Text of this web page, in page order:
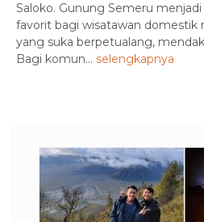
Saloko. Gunung Semeru
favorit bagi wisatawan domestik
yang suka berpetualang,
Bagi komun... selengkapnya